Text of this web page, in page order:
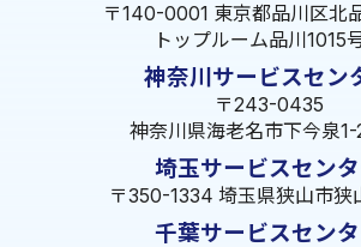
〒140-0001 東京都品川区北
トップルーム品川1015
神奈川サービスセン
〒243-0435
神奈川県海老名市下今泉
埼玉サービスセン
〒350-1334 埼玉県狭山市
千葉サービスセン